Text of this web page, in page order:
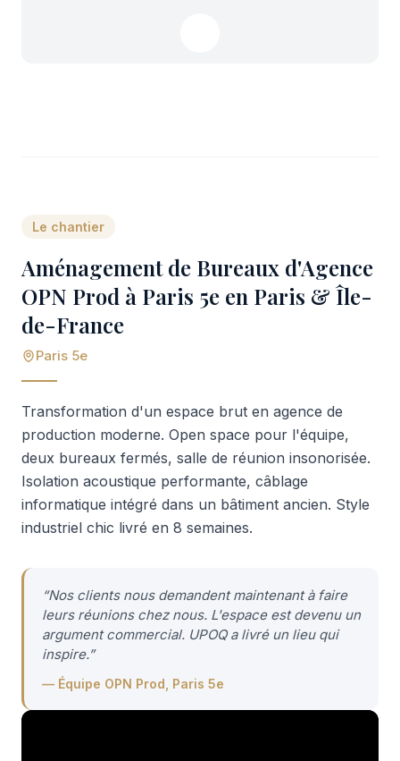
Le chantier
Aménagement de Bureaux d'Agence
OPN Prod à Paris 5e en Paris & Île-
de-France
Paris 5e
Transformation d'un espace brut en agence de
production moderne. Open space pour l'équipe,
deux bureaux fermés, salle de réunion insonorisée.
Isolation acoustique performante, câblage
informatique intégré dans un bâtiment ancien. Style
industriel chic livré en 8 semaines.
“Nos clients nous demandent maintenant à faire
leurs réunions chez nous. L'espace est devenu un
argument commercial. UPOQ a livré un lieu qui
inspire.”
— Équipe OPN Prod, Paris 5e